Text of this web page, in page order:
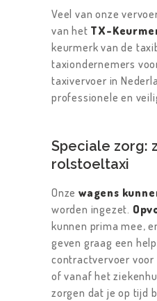
Veel van onze
van het TX-
keurmerk van de
taxiondernemers
taxivervoer in
professionele en
Speciale zorg:
rolstoeltaxi
Onze wagens
worden ingezet.
kunnen prima mee,
geven graag een
contractvervoer
of vanaf het
zorgen dat je op tijd